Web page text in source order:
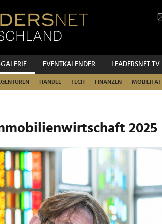
EVENTKALENDER LEADERSNET.TV
HANDEL TECH FINANZEN MOBILITÄT
2025